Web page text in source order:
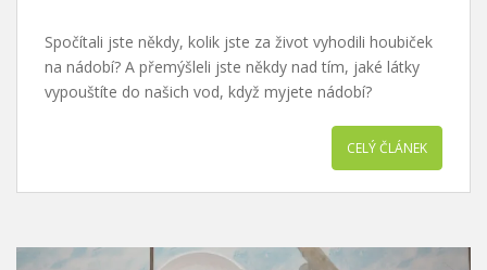
Spočítali jste někdy, kolik jste za život vyhodili houbiček
na nádobí? A přemýšleli jste někdy nad tím, jaké látky
vypouštíte do našich vod, když myjete nádobí?
CELÝ ČLÁNEK